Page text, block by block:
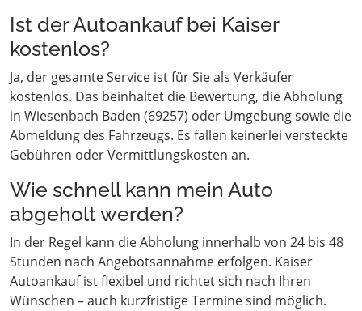
Ist der Autoankauf bei Kaiser
kostenlos?
Ja, der gesamte Service ist für Sie als Verkäufer
kostenlos. Das beinhaltet die Bewertung, die Abholung
in Wiesenbach Baden (69257) oder Umgebung sowie die
Abmeldung des Fahrzeugs. Es fallen keinerlei versteckte
Gebühren oder Vermittlungskosten an.
Wie schnell kann mein Auto
abgeholt werden?
In der Regel kann die Abholung innerhalb von 24 bis 48
Stunden nach Angebotsannahme erfolgen. Kaiser
Autoankauf ist flexibel und richtet sich nach Ihren
Wünschen – auch kurzfristige Termine sind möglich.